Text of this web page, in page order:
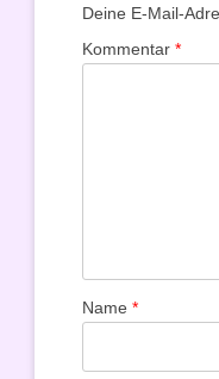
Deine E-Mail-
Kommentar *
Name *